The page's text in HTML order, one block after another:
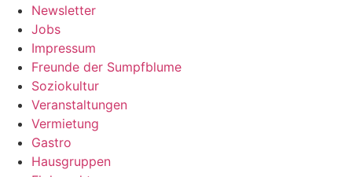
Newsletter
Jobs
Impressum
Freunde der Sumpfblume
Soziokultur
Veranstaltungen
Vermietung
Gastro
Hausgruppen